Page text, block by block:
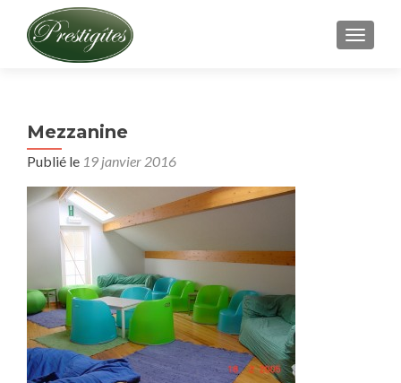
Mezzanine
Publié le 19 janvier 2016